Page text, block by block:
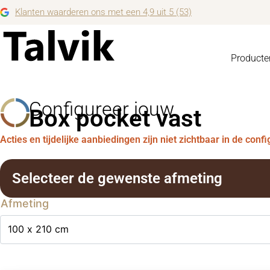
Klanten waarderen ons met een 4,9 uit 5 (53)
Configureer jouw
Box pocket vast
Acties en tijdelijke aanbiedingen zijn niet zichtbaar in de
Selecteer de gewenste afmeting
Afmeting